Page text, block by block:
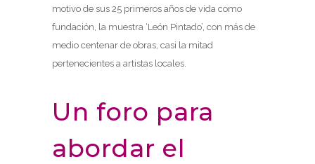
motivo de sus 25 primeros años de vida como
fundación, la muestra ‘León Pintado’, con más de
medio centenar de obras, casi la mitad
pertenecientes a artistas locales.
Un foro para
abordar el